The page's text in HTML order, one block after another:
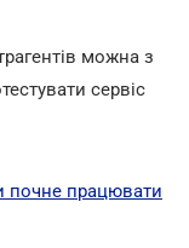
можна з
сервіс
почне працювати